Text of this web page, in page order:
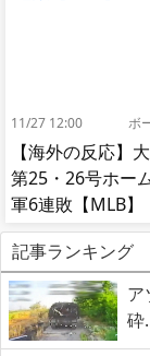
11/27 12:00 ボ
【海外の反応】
第25・26号ホー
軍6連敗【MLB】
記事ランキング
ア
砕